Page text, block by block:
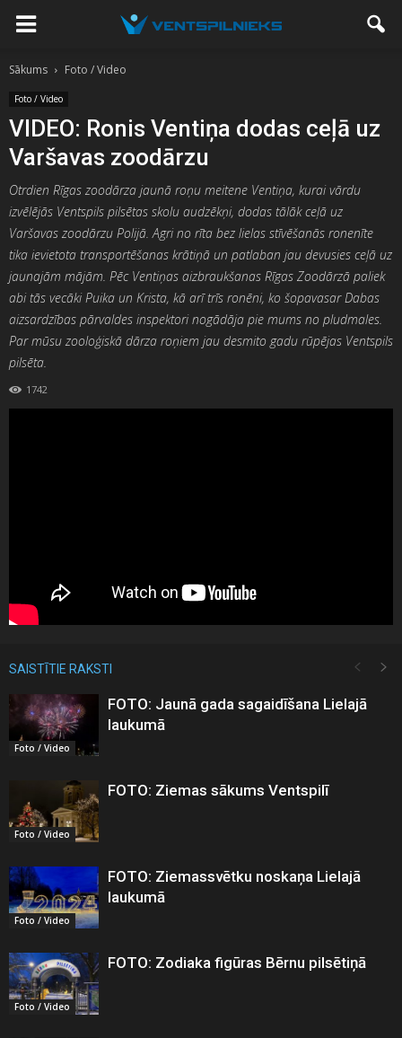
Sākums Foto / Video
Foto / Video
VIDEO: Ronis Ventiņa dodas ceļā uz
Varšavas zoodārzu
Otrdien Rīgas zoodārza jaunā roņu meitene Ventiņa, kurai vārdu
izvēlējās Ventspils pilsētas skolu audzēkņi, dodas tālāk ceļā uz
Varšavas zoodārzu Polijā. Agri no rīta bez lielas stīvēšanās ronenīte
tika ievietota transportēšanas krātiņā un patlaban jau devusies ceļā uz
jaunajām mājām. Pēc Ventiņas aizbraukšanas Rīgas Zoodārzā paliek
abi tās vecāki Puika un Krista, kā arī trīs ronēni, ko šopavasar Dabas
aizsardzības pārvaldes inspektori nogādāja pie mums no pludmales.
Par mūsu zooloģiskā dārza roņiem jau desmito gadu rūpējas Ventspils
pilsēta.
1742
SAISTĪTIE RAKSTI
Foto / Video
FOTO: Jaunā gada sagaidīšana Lielajā
laukumā
Foto / Video
FOTO: Ziemas sākums Ventspilī
Foto / Video
FOTO: Ziemassvētku noskaņa Lielajā
laukumā
Foto / Video
FOTO: Zodiaka figūras Bērnu pilsētiņā